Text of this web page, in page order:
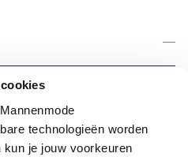
technologieën worden
kun je jouw voorkeuren